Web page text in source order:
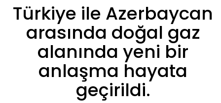
Türkiye ile Azerbaycan
arasında doğal gaz
alanında yeni bir
anlaşma hayata
geçirildi.